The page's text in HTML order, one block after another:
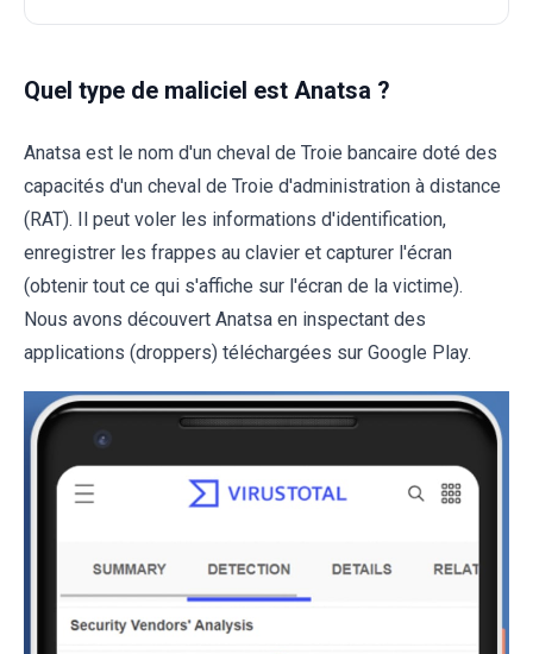
Quel type de maliciel est Anatsa ?
Anatsa est le nom d'un cheval de Troie bancaire doté des
capacités d'un cheval de Troie d'administration à distance
(RAT). Il peut voler les informations d'identification,
enregistrer les frappes au clavier et capturer l'écran
(obtenir tout ce qui s'affiche sur l'écran de la victime).
Nous avons découvert Anatsa en inspectant des
applications (droppers) téléchargées sur Google Play.